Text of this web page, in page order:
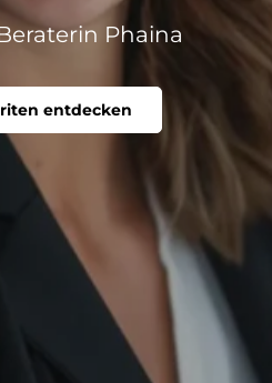
Phaina
entdecken